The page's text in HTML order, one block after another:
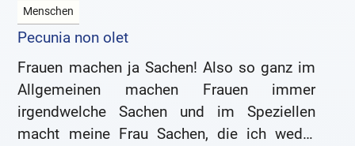
Menschen
Pecunia non olet
Frauen machen ja Sachen! Also so ganz im
Allgemeinen machen Frauen immer
irgendwelche Sachen und im Speziellen
macht meine Frau Sachen, die ich weder